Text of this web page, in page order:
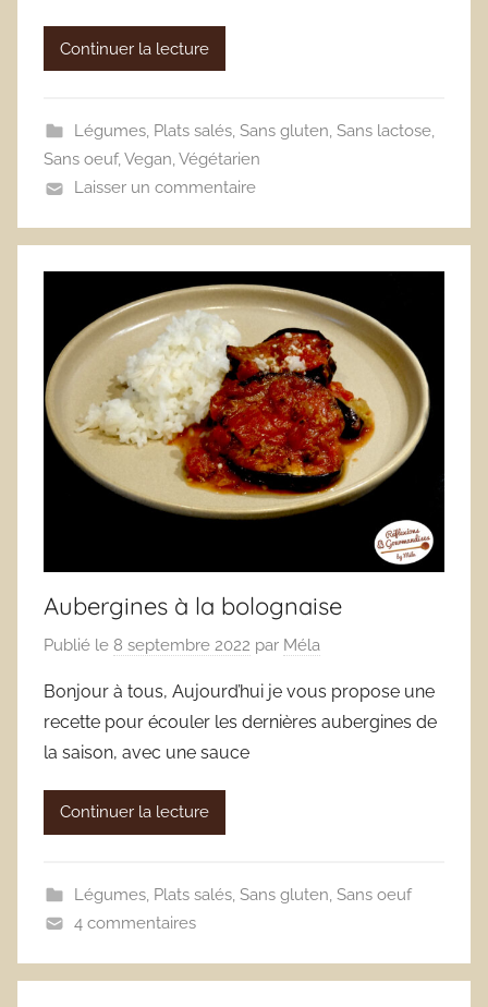
Continuer la lecture
Légumes, Plats salés, Sans gluten, Sans lactose,
Sans oeuf,Vegan,Végétarien
Laisser un commentaire
Aubergines à la bolognaise
Publié le 8 septembre 2022 par Méla
Bonjour à tous, Aujourd’hui je vous propose une
recette pour écouler les dernières aubergines de
la saison, avec une sauce
Continuer la lecture
Légumes, Plats salés, Sans gluten Sans oeuf
4 commentaires